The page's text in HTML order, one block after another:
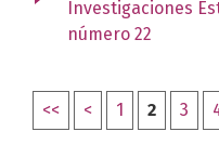
Investigaciones
número 22
<< < 1 2 3